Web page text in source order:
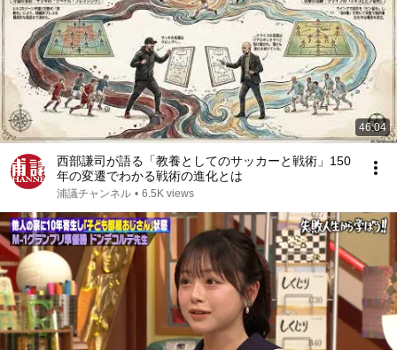
46:04
西部謙司が語る「教養としてのサッカーと戦術」150
年の変遷でわかる戦術の進化とは
浦議チャンネル • 6.5K views